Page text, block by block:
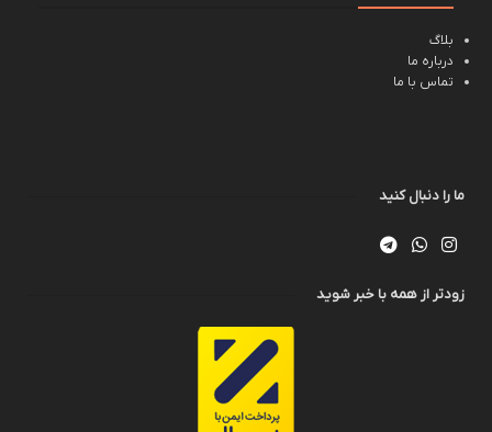
بلاگ
درباره ما
تماس با ما
ما را دنبال کنید
زودتر از همه با خبر شوید